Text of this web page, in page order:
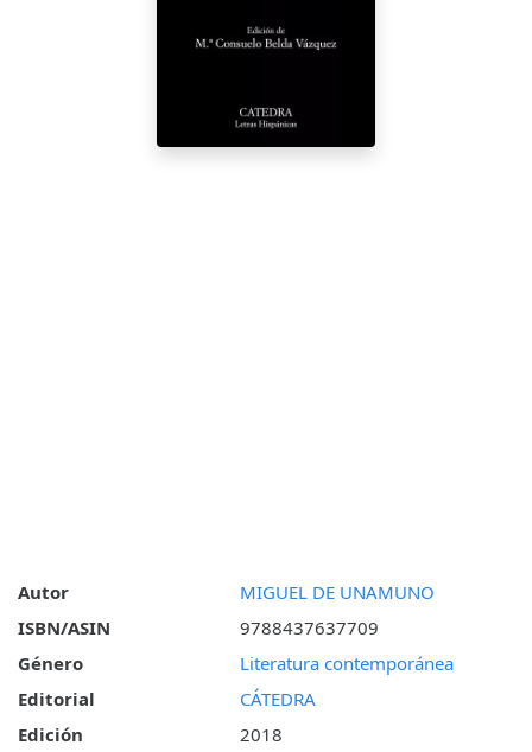
Autor
MIGUEL DE UNAMUNO
ISBN/ASIN
9788437637709
Género
Literatura contemporánea
Editorial
CÁTEDRA
Edición
2018